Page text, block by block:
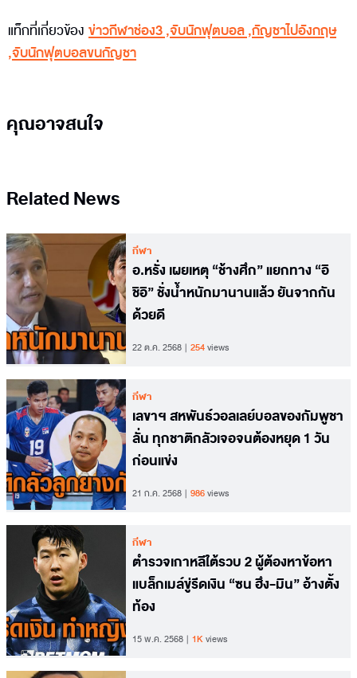
แท็กที่เกี่ยวข้อง ข่าวกีฬาช่อง3,จับนักฟุตบอล,กัญชาไปอังกฤษ
,จับนักฟุตบอลขนกัญชา
คุณอาจสนใจ
Related News
กีฬา
อ.หรั่ง เผยเหตุ “ช้างศึก” แยกทาง “อิ
ชิอิ” ชั่งน้ำหนักมานานแล้ว ยันจากกัน
ด้วยดี
22 ต.ค. 2568 254views
กีฬา
เลขาฯ สหพันธ์วอลเลย์บอลของกัมพูชา
ลั่น ทุกชาติกลัวเจอจนต้องหยุด 1 วัน
ก่อนแข่ง
21 ก.ค. 2568 986views
กีฬา
ตำรวจเกาหลีใต้รวบ 2 ผู้ต้องหาข้อหา
แบล็กเมล์ขู่รีดเงิน “ซน ฮึง-มิน” อ้างตั้ง
ท้อง
15 พ.ค. 2568 1Kviews